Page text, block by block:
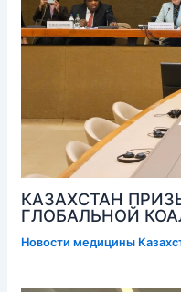
КАЗАХСТАН
ГЛОБАЛЬНОЙ
Новости медицины